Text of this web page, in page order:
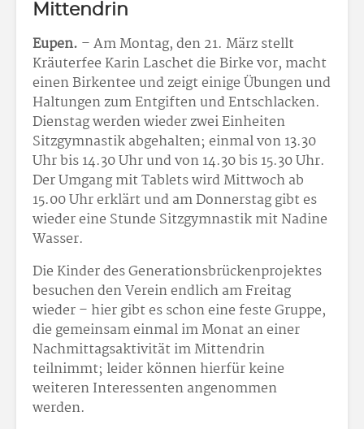
Mittendrin
Eupen. – Am Montag, den 21. März stellt
Kräuterfee Karin Laschet die Birke vor, macht
einen Birkentee und zeigt einige Übungen und
Haltungen zum Entgiften und Entschlacken.
Dienstag werden wieder zwei Einheiten
Sitzgymnastik abgehalten; einmal von 13.30
Uhr bis 14.30 Uhr und von 14.30 bis 15.30 Uhr.
Der Umgang mit Tablets wird Mittwoch ab
15.00 Uhr erklärt und am Donnerstag gibt es
wieder eine Stunde Sitzgymnastik mit Nadine
Wasser.
Die Kinder des Generationsbrückenprojektes
besuchen den Verein endlich am Freitag
wieder – hier gibt es schon eine feste Gruppe,
die gemeinsam einmal im Monat an einer
Nachmittagsaktivität im Mittendrin
teilnimmt; leider können hierfür keine
weiteren Interessenten angenommen
werden.